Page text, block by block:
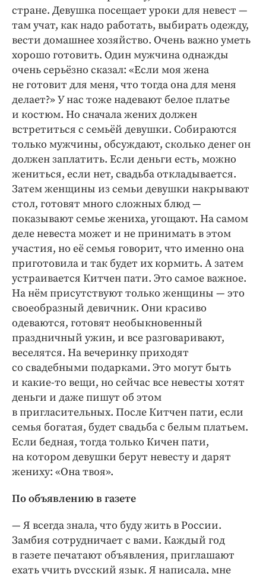
стране. Девушка посещает уроки для невест —
там учат, как надо работать, выбирать одежду,
вести домашнее хозяйство. Очень важно уметь
хорошо готовить. Один мужчина однажды
очень серьёзно сказал: «Если моя жена
не готовит для меня, что тогда она для меня
делает?» У нас тоже надевают белое платье
и костюм. Но сначала жених должен
встретиться с семьёй девушки. Собираются
только мужчины, обсуждают, сколько денег он
должен заплатить. Если деньги есть, можно
жениться, если нет, свадьба откладывается.
Затем женщины из семьи девушки накрывают
стол, готовят много сложных блюд —
показывают семье жениха, угощают. На самом
деле невеста может и не принимать в этом
участия, но её семья говорит, что именно она
приготовила и так будет их кормить. А затем
устраивается Китчен пати. Это самое важное.
На нём присутствуют только женщины — это
своеобразный девичник. Они красиво
одеваются, готовят необыкновенный
праздничный ужин, и все разговаривают,
веселятся. На вечеринку приходят
со свадебными подарками. Это могут быть
и какие-то вещи, но сейчас все невесты хотят
деньги и даже пишут об этом
в пригласительных. После Китчен пати, если
семья богатая, будет свадьба с белым платьем.
Если бедная, тогда только Кичен пати,
на котором девушки берут невесту и дарят
жениху: «Она твоя».
По объявлению в газете
— Я всегда знала, что буду жить в России.
Замбия сотрудничает с вами. Каждый год
в газете печатают объявления, приглашают
ехать учить русский язык. Я написала, мне